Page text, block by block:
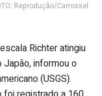
Reprodução/Carrossel
Richter atingiu
informou o
(USGS).